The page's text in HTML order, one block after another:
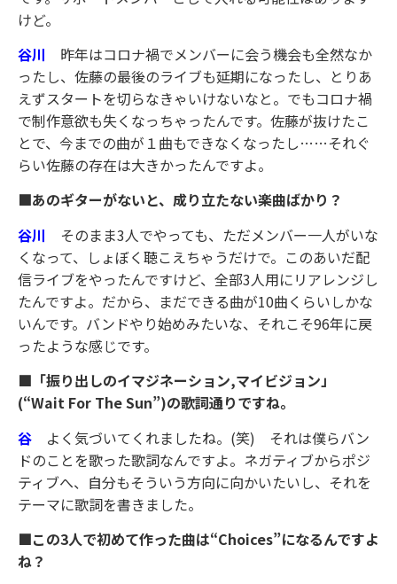
けど。
谷川 昨年はコロナ禍でメンバーに会う機会も全然なか
ったし、佐藤の最後のライブも延期になったし、とりあ
えずスタートを切らなきゃいけないなと。でもコロナ禍
で制作意欲も失くなっちゃったんです。佐藤が抜けたこ
とで、今までの曲が１曲もできなくなったし……それぐ
らい佐藤の存在は大きかったんですよ。
■あのギターがないと、成り立たない楽曲ばかり？
谷川 そのまま3人でやっても、ただメンバー一人がいな
くなって、しょぼく聴こえちゃうだけで。このあいだ配
信ライブをやったんですけど、全部3人用にリアレンジし
たんですよ。だから、まだできる曲が10曲くらいしかな
いんです。バンドやり始めみたいな、それこそ96年に戻
ったような感じです。
■「振り出しのイマジネーション,マイビジョン」
(“Wait For The Sun”)の歌詞通りですね。
谷 よく気づいてくれましたね。(笑) それは僕らバン
ドのことを歌った歌詞なんですよ。ネガティブからポジ
ティブへ、自分もそういう方向に向かいたいし、それを
テーマに歌詞を書きました。
■この3人で初めて作った曲は“Choices”になるんですよ
ね？